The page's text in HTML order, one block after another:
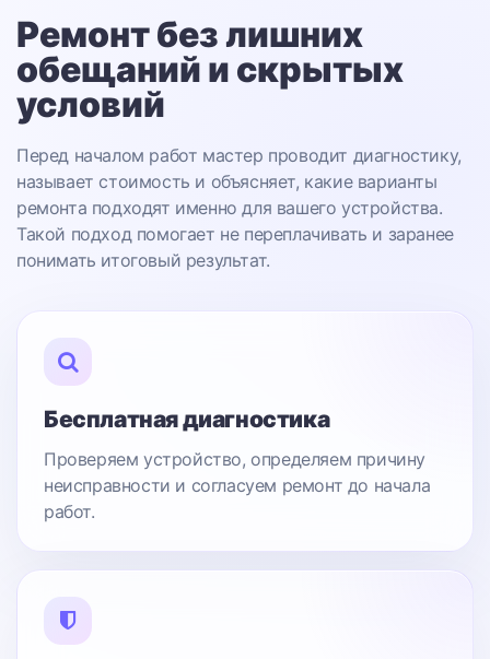
Ремонт без лишних
обещаний и скрытых
условий
Перед началом работ мастер проводит диагностику,
называет стоимость и объясняет, какие варианты
ремонта подходят именно для вашего устройства.
Такой подход помогает не переплачивать и заранее
понимать итоговый результат.
Бесплатная диагностика
Проверяем устройство, определяем причину
неисправности и согласуем ремонт до начала
работ.